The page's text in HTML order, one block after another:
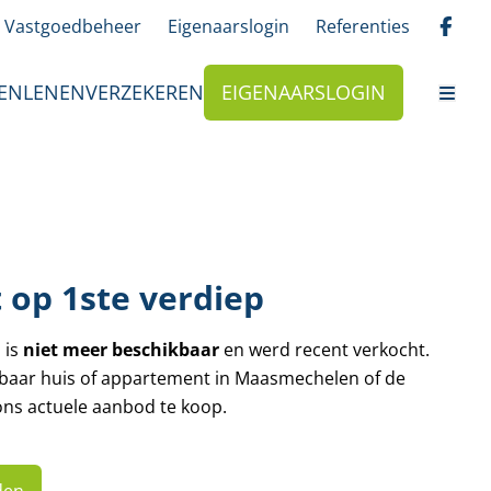
Vastgoedbeheer Eigenaarslogin Referenties
LENENVERZEKEREN EIGENAARSLOGIN
1ste verdiep
is niet meer beschikbaar en werd recent verkocht.
huis of appartement in Maasmechelen of de
actuele aanbod te koop.